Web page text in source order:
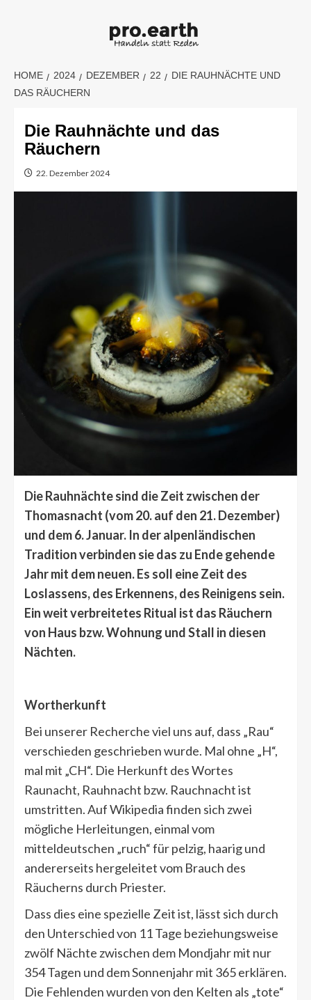
HOME 2024 DEZEMBER 22
DIE RAUHNÄCHTE UND
DAS RÄUCHERN
Die Rauhnächte und das
Räuchern
22. Dezember 2024
Die Rauhnächte sind die Zeit zwischen der
Thomasnacht (vom 20. auf den 21. Dezember)
und dem 6. Januar. In der alpenländischen
Tradition verbinden sie das zu Ende gehende
Jahr mit dem neuen. Es soll eine Zeit des
Loslassens, des Erkennens, des Reinigens sein.
Ein weit verbreitetes Ritual ist das Räuchern
von Haus bzw. Wohnung und Stall in diesen
Nächten.
Wortherkunft
Bei unserer Recherche viel uns auf, dass „Rau“
verschieden geschrieben wurde. Mal ohne „H“,
mal mit „CH“. Die Herkunft des Wortes
Raunacht, Rauhnacht bzw. Rauchnacht ist
umstritten. Auf Wikipedia finden sich zwei
mögliche Herleitungen, einmal vom
mitteldeutschen „ruch“ für pelzig, haarig und
andererseits hergeleitet vom Brauch des
Räucherns durch Priester.
Dass dies eine spezielle Zeit ist, lässt sich durch
den Unterschied von 11 Tage beziehungsweise
zwölf Nächte zwischen dem Mondjahr mit nur
354 Tagen und dem Sonnenjahr mit 365 erklären.
Die Fehlenden wurden von den Kelten als „tote“